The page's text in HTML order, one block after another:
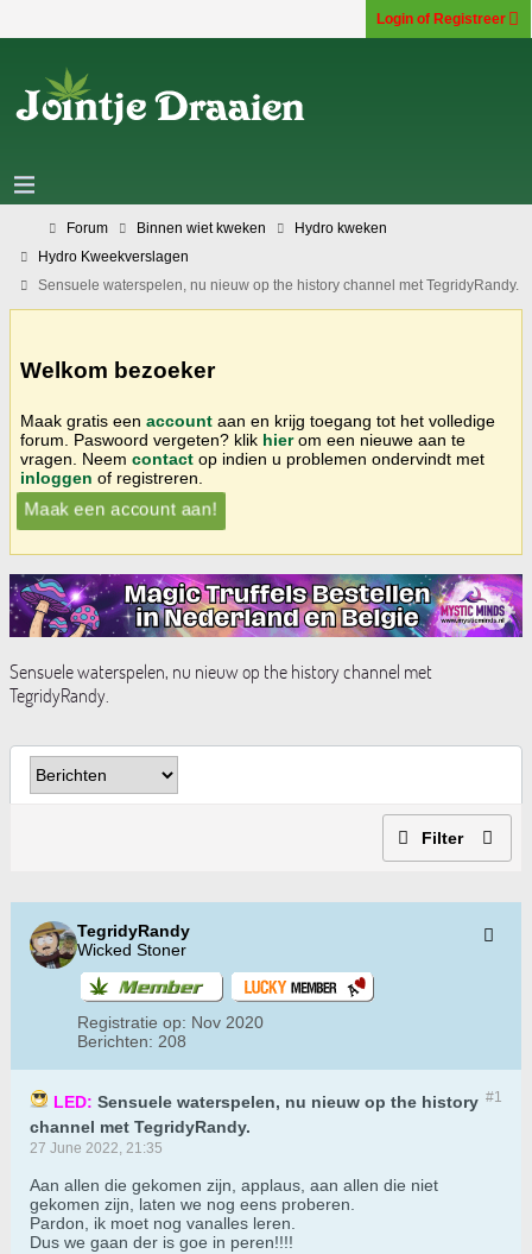
Login of Registreer
Forum Binnen wiet kweken
Hydro kweken
Hydro Kweekverslagen
Sensuele waterspelen, nu nieuw op the history channel met TegridyRandy.
Welkom bezoeker
Maak gratis een account aan en krijg toegang tot het volledige
forum. Paswoord vergeten? klik hierom een nieuwe aan te
vragen. Neem contact op indien u problemen ondervindt met
inloggen of registreren.
Maak een account aan!
Sensuele waterspelen, nu nieuw op the history channel met
TegridyRandy.
Filter
TegridyRandy
Wicked Stoner
Registratie op: Nov 2020
Berichten: 208
#1
LED: Sensuele waterspelen, nu nieuw op the history
channel met TegridyRandy.
27 June 2022, 21:35
Aan allen die gekomen zijn, applaus, aan allen die niet
gekomen zijn, laten we nog eens proberen.
Pardon, ik moet nog vanalles leren.
Dus we gaan der is goe in peren!!!!